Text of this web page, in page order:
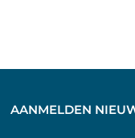
AANMELDEN